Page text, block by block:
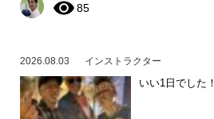
85
2026.08.03 インストラクター
いい1日でした！